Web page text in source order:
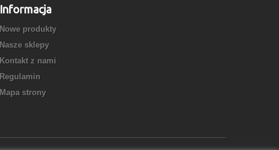
Informacja
Nowe produkty
Nasze sklepy
Kontakt z nami
Regulamin
Mapa strony